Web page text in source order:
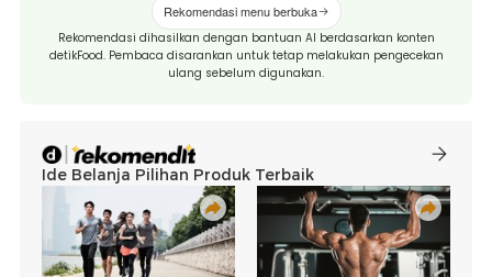
Rekomendasi menu berbuka
Rekomendasi dihasilkan dengan bantuan AI berdasarkan konten
detikFood. Pembaca disarankan untuk tetap melakukan pengecekan
ulang sebelum digunakan.